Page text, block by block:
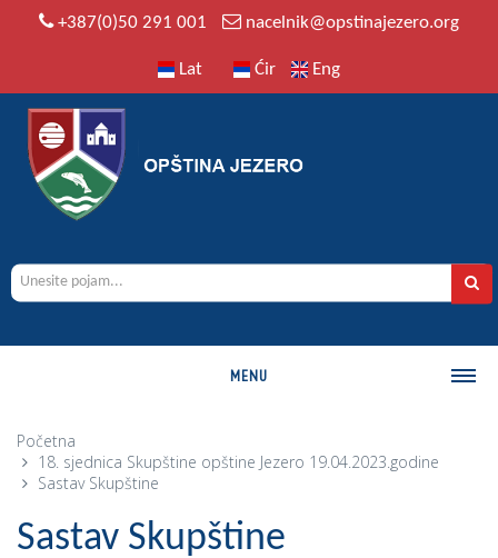
+387(0)50 291 001 nacelnik@opstinajezero.org
Lat Ćir Eng
MENU
Istorija
Geografija
Početna
18. sjednica Skupštine opštine Jezero 19.04.2023.godine
Sastav Skupštine
Sastav Skupštine